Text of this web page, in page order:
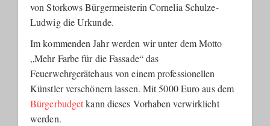
von Storkows Bürgermeisterin Cornelia Schulze-
Ludwig die Urkunde.
Im kommenden Jahr werden wir unter dem Motto
„Mehr Farbe für die Fassade“ das
Feuerwehrgerätehaus von einem professionellen
Künstler verschönern lassen. Mit 5000 Euro aus dem
Bürgerbudgetkann dieses Vorhaben verwirklicht
werden.